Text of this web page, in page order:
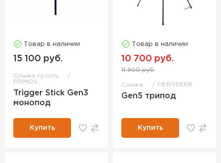
Товар в наличии
15 100 руб.
Сошка-трость
PRIMOS
Trigger Stick Gen3
монопод
Купить
Товар в наличии
10 700 руб.
11 900 руб.
Сошка FIERYDEER
Gen5 трипод
Купить